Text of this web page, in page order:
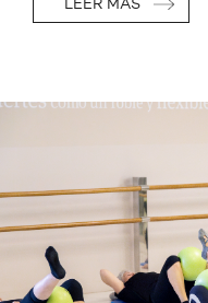
LEER MÁS